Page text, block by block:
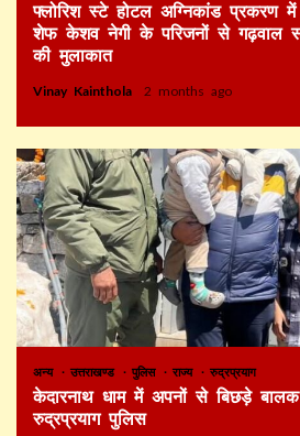
फ्लोरिश स्टे होटल अग्निकांड प्रकरण में
शेफ केशव नेगी के परिजनों से गढ़वाल
की मुलाकात
Vinay Kainthola 2 months ago
अन्य उत्तराखण्ड पुलिस राज्य रुद्रप्रयाग
केदारनाथ धाम में अपनों से बिछड़े
रुद्रप्रयाग पुलिस